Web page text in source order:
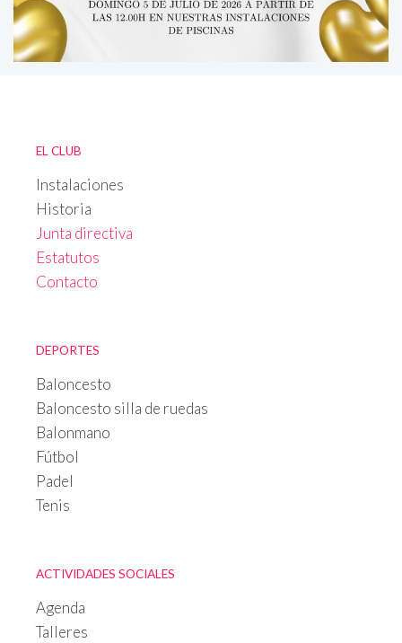
EL CLUB
Instalaciones
Historia
Junta directiva
Estatutos
Contacto
DEPORTES
Baloncesto
Baloncesto silla de ruedas
Balonmano
Fútbol
Padel
Tenis
ACTIVIDADES SOCIALES
Agenda
Talleres